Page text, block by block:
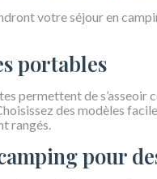
votre séjour en
portables
permettent de
des modèles
rangés.
pour